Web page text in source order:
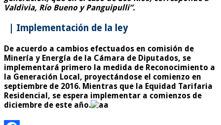
Valdivia, Río Bueno y Panguipulli”.
| Implementación de la ley
De acuerdo a cambios efectuados en comisión de
Minería y Energía de la Cámara de Diputados, se
implementará primero la medida de Reconocimiento a
la Generación Local, proyectándose el comienzo en
septiembre de 2016. Mientras que la Equidad Tarifaria
Residencial, se espera implementar a comienzos de
diciembre de este año.